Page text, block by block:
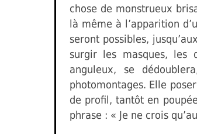
chose de monstrueux
là même à l’apparition
seront possibles,
surgir les masques, les
anguleux, se
photomontages. Elle
de profil, tantôt en
phrase : « Je ne crois